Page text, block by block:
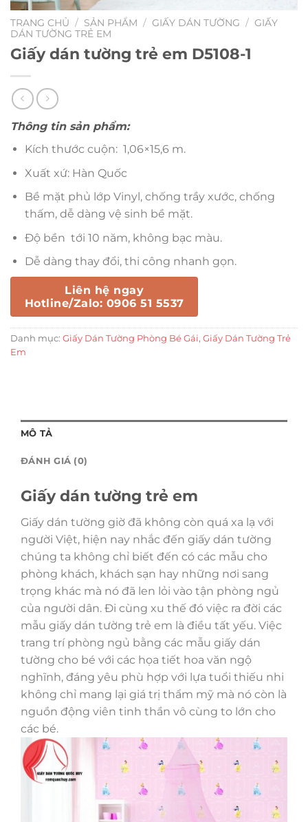
TRANG CHỦ / SẢN PHẨM / GIẤY DÁN TƯỜNG / GIẤY
DÁN TƯỜNG TRẺ EM
Giấy dán tường trẻ em D5108-1
Thông tin sản phẩm:
Kích thước cuộn: 1,06×15,6 m.
Xuất xứ: Hàn Quốc
Bề mặt phủ lớp Vinyl, chống trầy xước, chống
thấm, dễ dàng vệ sinh bề mặt.
Độ bền tới 10 năm, không bạc màu.
Dễ dàng thay đổi, thi công nhanh gọn.
Liên hệ ngay
Hotline/Zalo: 0906 51 5537
Danh mục: Giấy Dán Tường Phòng Bé Gái, Giấy Dán Tường Trẻ
Em
MÔ TẢ
ĐÁNH GIÁ (0)
Giấy dán tường trẻ em
Giấy dán tường giờ đã không còn quá xa lạ với
người Việt, hiện nay nhắc đến giấy dán tường
chúng ta không chỉ biết đến có các mẫu cho
phòng khách, khách sạn hay những nơi sang
trọng khác mà nó đã len lỏi vào tận phòng ngủ
của người dân. Đi cùng xu thế đó việc ra đời các
mẫu giấy dán tường trẻ em là điều tất yếu. Việc
trang trí phòng ngủ bằng các mẫu giấy dán
tường cho bé với các họa tiết hoa văn ngộ
nghĩnh, đáng yêu phù hợp với lựa tuổi thiếu nhi
không chỉ mang lại giá trị thẩm mỹ mà nó còn là
nguồn động viên tinh thần vô cùng to lớn cho
các bé.